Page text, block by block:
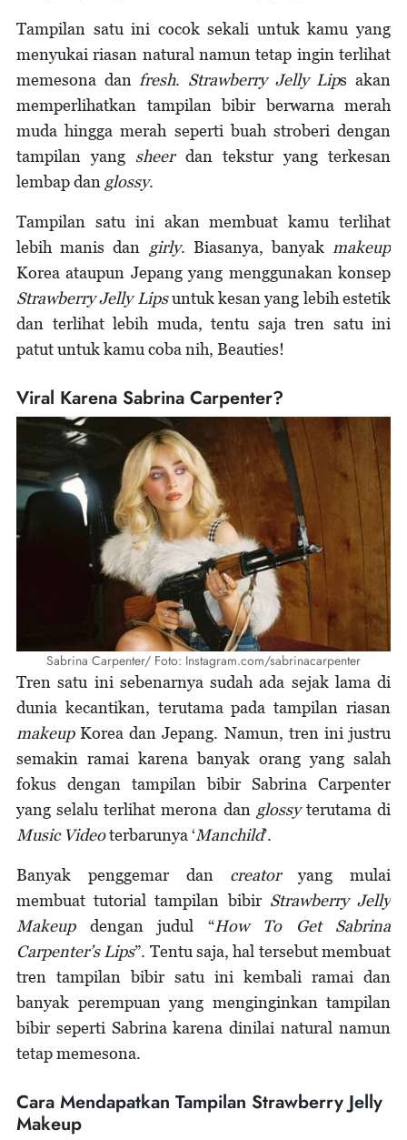
Tampilan satu ini cocok sekali untuk kamu yang
menyukai riasan natural namun tetap ingin terlihat
memesona danfresh. Strawberry Jelly Lips akan
memperlihatkan tampilan bibir berwarna merah
muda hingga merah seperti buah stroberi dengan
tampilan yangsheerdan tekstur yang terkesan
lembap dan glossy.
Tampilan satu ini akan membuat kamu terlihat
lebih manis dan girly. Biasanya, banyak makeup
Korea ataupun Jepang yang menggunakan konsep
Strawberry Jelly Lipsuntuk kesan yang lebih estetik
dan terlihat lebih muda, tentu saja tren satu ini
patut untuk kamu coba nih, Beauties!
Viral Karena Sabrina Carpenter?
Sabrina Carpenter/ Foto: Instagram.com/sabrinacarpenter
Tren satu ini sebenarnya sudah ada sejak lama di
dunia kecantikan, terutama pada tampilan riasan
makeupKorea dan Jepang. Namun, tren ini justru
semakin ramai karena banyak orang yang salah
fokus dengan tampilan bibir Sabrina Carpenter
yang selalu terlihat merona dan glossyterutama di
Music Videoterbarunya ‘Manchild’.
Banyak penggemar dan creatoryang mulai
membuat tutorial tampilan bibir Strawberry Jelly
Makeupdengan judul “How To Get Sabrina
Carpenter’s Lips”. Tentu saja, hal tersebut membuat
tren tampilan bibir satu ini kembali ramai dan
banyak perempuan yang menginginkan tampilan
bibir seperti Sabrina karena dinilai natural namun
tetap memesona.
Cara Mendapatkan Tampilan Strawberry Jelly
Makeup